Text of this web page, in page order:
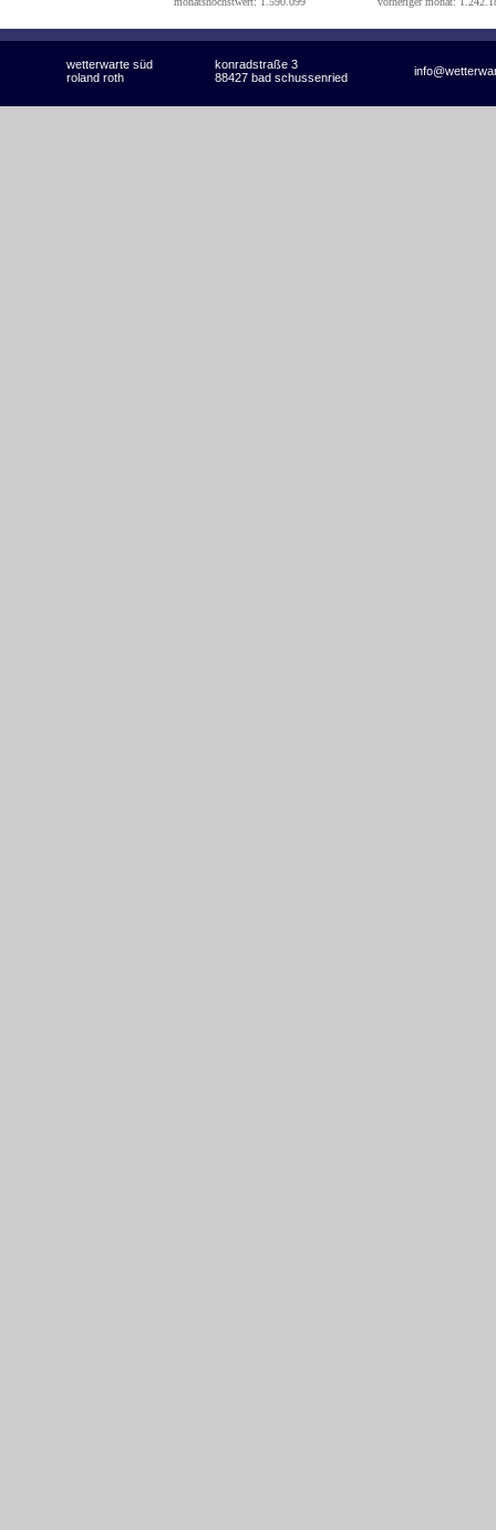
wetterwarte süd konradstraße 3
roland roth 88427 bad schussenried